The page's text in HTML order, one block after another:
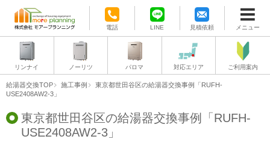
電話 LINE 見積依頼 メニュー
リンナイ ノーリツ パロマ 対応エリア ご利用案内
給湯器交換TOP 施工事例
東京都世田谷区の給湯器交換事例「RUFH-
USE2408AW2-3」
東京都世田谷区の給湯器交換事例「RUFH-
USE2408AW2-3」